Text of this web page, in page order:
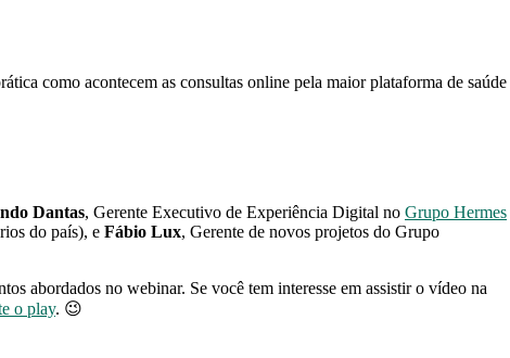
como acontecem as consultas online pela maior plataforma de saúde
Dantas, Gerente Executivo de Experiência Digital no Grupo Hermes
do país), e Fábio Lux, Gerente de novos projetos do Grupo
abordados no webinar. Se você tem interesse em assistir o vídeo na
o play. 😉